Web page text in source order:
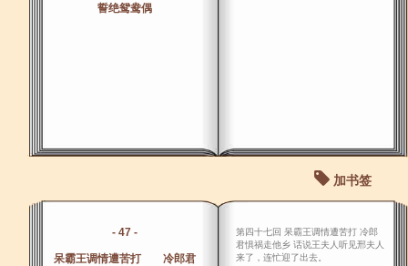
誓绝鸳鸯偶
加书签
- 47 -
呆霸王调情遭苦打 冷郎君
第四十七回 呆霸王调情遭苦打 冷郎
君惧祸走他乡 话说王夫人听见邢夫人
来了，连忙迎了出去。